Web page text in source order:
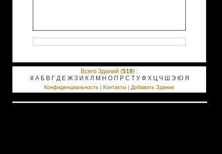
Всего Зданий (519) :
# А Б В Г Д Е Ж З И К Л М Н О П Р С Т У Ф Х Ц Ч Ш Э Ю Я
Конфиденциальность |Контакты | Добавить Здание